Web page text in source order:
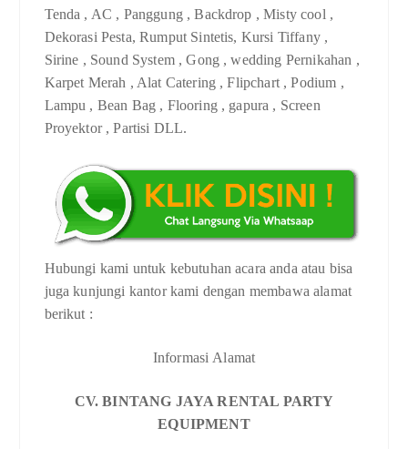
Tenda , AC , Panggung , Backdrop , Misty cool ,
Dekorasi Pesta, Rumput Sintetis, Kursi Tiffany ,
Sirine , Sound System , Gong , wedding Pernikahan ,
Karpet Merah , Alat Catering , Flipchart , Podium ,
Lampu , Bean Bag , Flooring , gapura , Screen
Proyektor , Partisi DLL.
Hubungi kami untuk kebutuhan acara anda atau bisa
juga kunjungi kantor kami dengan membawa alamat
berikut :
Informasi Alamat
CV. BINTANG JAYA RENTAL PARTY
EQUIPMENT